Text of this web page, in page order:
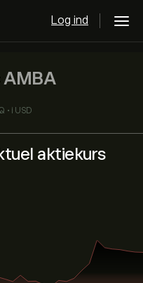
Log ind
AMBA
• i USD
aktiekurs